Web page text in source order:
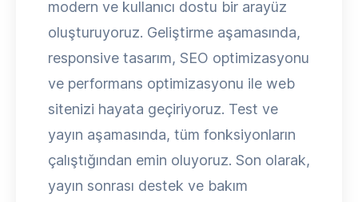
modern ve kullanıcı dostu bir arayüz
oluşturuyoruz. Geliştirme aşamasında,
responsive tasarım, SEO optimizasyonu
ve performans optimizasyonu ile web
sitenizi hayata geçiriyoruz. Test ve
yayın aşamasında, tüm fonksiyonların
çalıştığından emin oluyoruz. Son olarak,
yayın sonrası destek ve bakım